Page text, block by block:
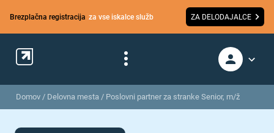
Brezplačna registracija za vse iskalce služb ZA DELODAJALCE
Domov / Delovna mesta / Poslovni partner za stranke Senior, m/ž